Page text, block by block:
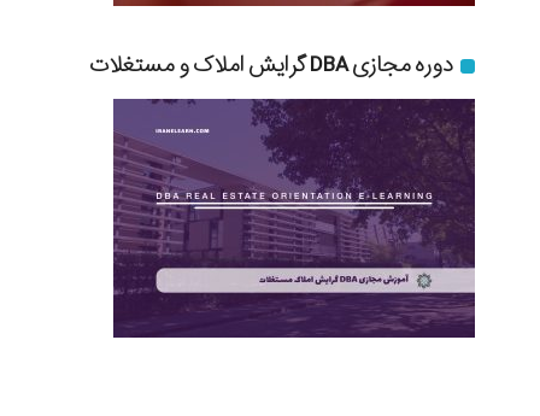
دوره مجازی DBA گرایش املاک و مستغلات